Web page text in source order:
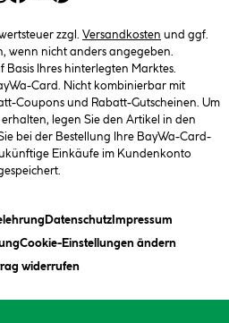
zzgl. Versandkosten und ggf.
wenn nicht anders angegeben.
Basis Ihres hinterlegten Marktes.
Card. Nicht kombinierbar mit
Coupons und Rabatt-Gutscheinen. Um
legen Sie den Artikel in den
bei der Bestellung Ihre BayWa-Card-
Einkäufe im Kundenkonto
(öffnet ein Dialogfeld)
Datenschutz(öffnet ein Dialogfeld)
Impressum
(öffnet ein Dialogfeld)
Cookie-Einstellungen ändern(öffnet
widerrufen